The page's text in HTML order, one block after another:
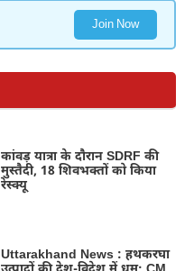
Join Now
कांवड़ यात्रा के दौरान SDRF की
मुस्तैदी, 18 शिवभक्तों को किया
रेस्क्यू
Uttarakhand News : हथकरघा